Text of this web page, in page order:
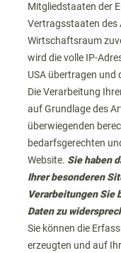
Mitgliedstaaten der
Vertragsstaaten des
Wirtschaftsraum
wird die volle IP-
USA übertragen und
Die Verarbeitung
auf Grundlage des
überwiegenden
bedarfsgerechten
Website. Sie haben
Ihrer besonderen
Verarbeitungen Sie
Daten zu
Sie können die
erzeugten und auf